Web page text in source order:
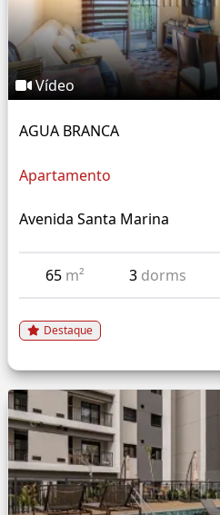
Vídeo
AGUA BRANCA
Apartamento
Avenida Santa Marina
65 m² 3 dorms
Destaque